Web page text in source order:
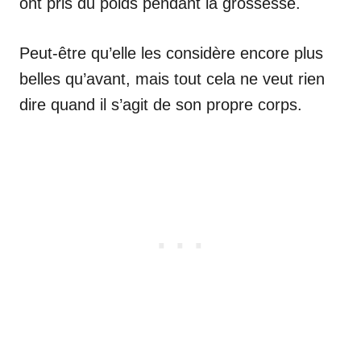
Peut-être qu’elle les considère encore plus
belles qu’avant, mais tout cela ne veut rien
dire quand il s’agit de son propre corps.